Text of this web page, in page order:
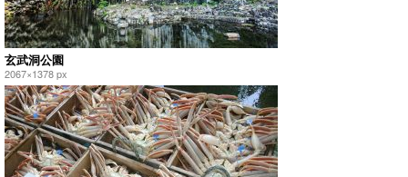
玄武洞公園
2067×1378 px